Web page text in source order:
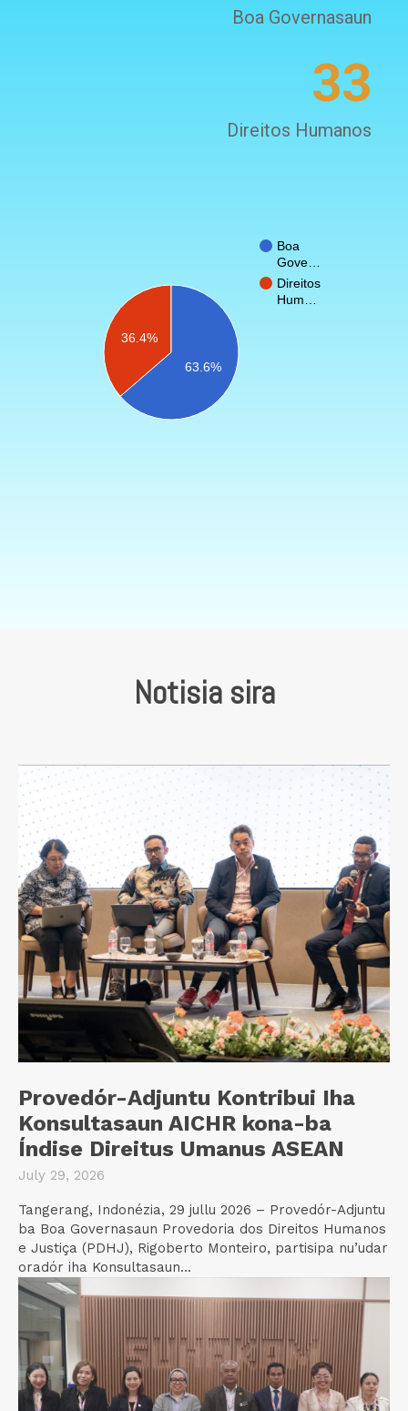
Boa Governasaun
33
Direitos Humanos
Boa
Gove…
Direitos
Hum…
36.4%
63.6%
Notisia sira
Provedór-Adjuntu Kontribui Iha
Konsultasaun AICHR kona-ba
Índise Direitus Umanus ASEAN
July 29, 2026
Tangerang, Indonézia, 29 jullu 2026 – Provedór-Adjuntu
ba Boa Governasaun Provedoria dos Direitos Humanos
e Justiça (PDHJ), Rigoberto Monteiro, partisipa nu’udar
oradór iha Konsultasaun...